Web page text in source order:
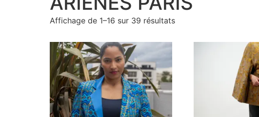
Affichage de 1–16 sur 39 résultats